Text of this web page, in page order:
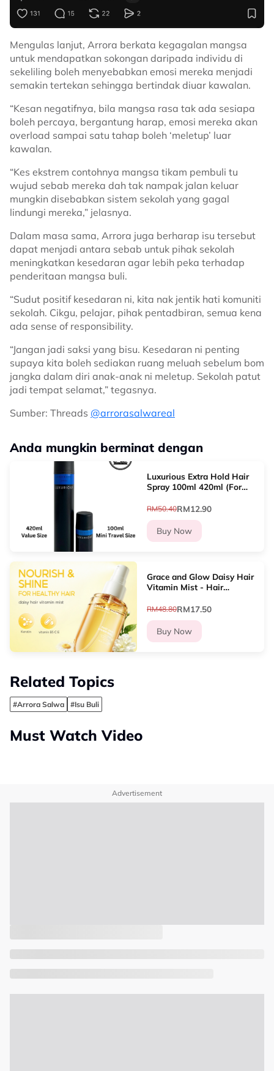
Mengulas lanjut, Arrora berkata kegagalan mangsa
untuk mendapatkan sokongan daripada individu di
sekeliling boleh menyebabkan emosi mereka menjadi
semakin tertekan sehingga bertindak diuar kawalan.
“Kesan negatifnya, bila mangsa rasa tak ada sesiapa
boleh percaya, bergantung harap, emosi mereka akan
overload sampai satu tahap boleh ‘meletup’ luar
kawalan.
“Kes ekstrem contohnya mangsa tikam pembuli tu
wujud sebab mereka dah tak nampak jalan keluar
mungkin disebabkan sistem sekolah yang gagal
lindungi mereka,” jelasnya.
Dalam masa sama, Arrora juga berharap isu tersebut
dapat menjadi antara sebab untuk pihak sekolah
meningkatkan kesedaran agar lebih peka terhadap
penderitaan mangsa buli.
“Sudut positif kesedaran ni, kita nak jentik hati komuniti
sekolah. Cikgu, pelajar, pihak pentadbiran, semua kena
ada sense of responsibility.
“Jangan jadi saksi yang bisu. Kesedaran ni penting
supaya kita boleh sediakan ruang meluah sebelum bom
jangka dalam diri anak-anak ni meletup. Sekolah patut
jadi tempat selamat,” tegasnya.
Sumber: Threads @arrorasalwareal
Anda mungkin berminat dengan
Luxurious Extra Hold Hair
Spray 100ml 420ml (For
Mini Hair Spray
RM50.40RM12.90
Buy Now
Grace and Glow Daisy Hair
Vitamin Mist - Hair
Spray Anti Rambut Kusut
with Keratin
RM48.80RM17.50
Buy Now
Related Topics
#Arrora Salwa #Isu Buli
Must Watch Video
Advertisement